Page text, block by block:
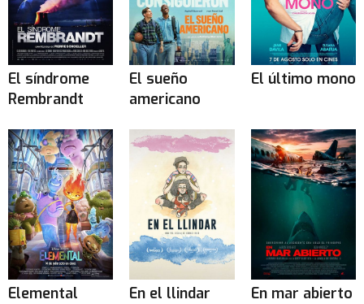
El síndrome
Rembrandt
El sueño
americano
El último mono
Elemental En el llindar En mar abierto